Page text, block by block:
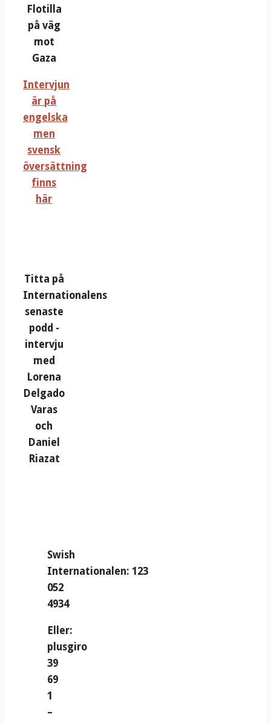
Flotilla
på väg
mot
Gaza
Intervjun
är på
engelska
men
svensk
översättning
finns
här
Titta på
Internationalens
senaste
podd -
intervju
med
Lorena
Delgado
Varas
och
Daniel
Riazat
Swish
Internationalen: 123
052
4934
Eller:
plusgiro
39
69
1
–